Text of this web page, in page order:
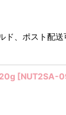
、ポスト配
[NUT2SA-